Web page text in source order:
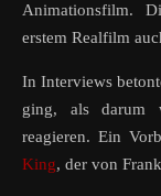
Animationsfilm.
erstem Realfilm
In Interviews
ging, als darum
reagieren. Ein
King, der von